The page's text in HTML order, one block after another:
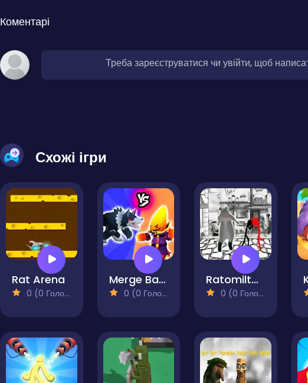
Коментарі
Треба зареєструватися чи увійти, щоб
Схожі ігри
Rat Arena
0 (0 Голосів)
Merge Battle Tactics
0 (0 Голосів)
Ratomilton Stickman Bare Knuckle
0 (0 Голосів)